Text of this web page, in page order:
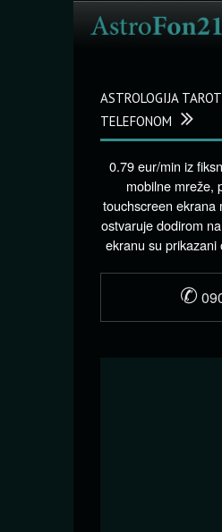
ASTROLOGIJA
TELEFONOM
0.79 eur/min iz
mobilne mreže,
touchscreen ekrana
ostvaruje dodirom
ekranu su
✆